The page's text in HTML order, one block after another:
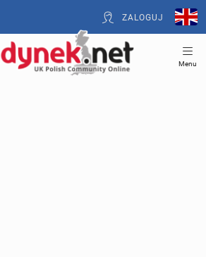
ZALOGUJ
Menu